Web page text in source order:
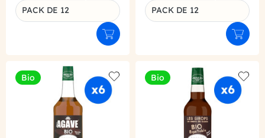
PACK DE 12
Ajouter au panier
PACK DE 12
Bio
Add to wishlist
Bio
Add